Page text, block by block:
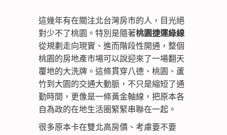
這幾年有在關注北台灣房市的人，目光絕
對少不了桃園。特別是隨著桃園捷運綠線
從規劃走向現實、進而階段性開通，整個
桃園的房地產市場可以說迎來了一場翻天
覆地的大洗牌。這條貫穿八德、桃園、蘆
竹到大園的交通大動脈，不只是縮短了通
勤時間，更像是一條黃金軸線，把原本各
自為政的在地生活圈緊緊串聯在一起。
很多原本卡在雙北高房價、考慮要不要